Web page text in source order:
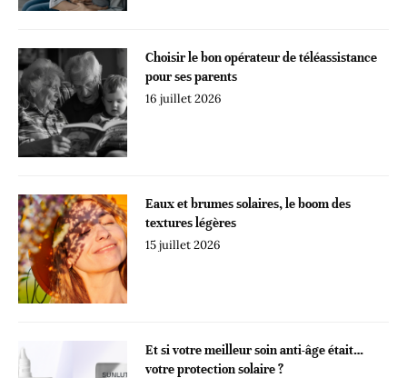
Choisir le bon opérateur de téléassistance
pour ses parents
16 juillet 2026
Eaux et brumes solaires, le boom des
textures légères
15 juillet 2026
Et si votre meilleur soin anti-âge était…
votre protection solaire ?